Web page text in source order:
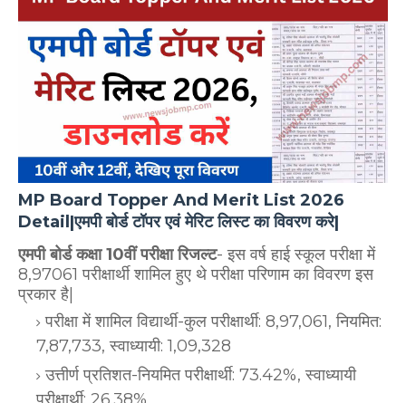
MP Board Topper And Merit List 2026
Detail|एमपी बोर्ड टॉपर एवं मेरिट लिस्ट का विवरण करे|
एमपी बोर्ड कक्षा 10वीं परीक्षा रिजल्ट- इस वर्ष हाई स्कूल परीक्षा में
8,97061 परीक्षार्थी शामिल हुए थे परीक्षा परिणाम का विवरण इस
प्रकार है|
परीक्षा में शामिल विद्यार्थी-कुल परीक्षार्थी: 8,97,061, नियमित:
7,87,733, स्वाध्यायी: 1,09,328
उत्तीर्ण प्रतिशत-नियमित परीक्षार्थी: 73.42%, स्वाध्यायी
परीक्षार्थी: 26.38%